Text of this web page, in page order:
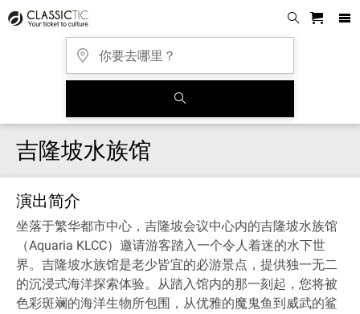
吉隆坡水族馆
演出简介
坐落于繁华都市中心，吉隆坡会议中心内的吉隆坡水族馆
（Aquaria KLCC）邀请游客踏入一个令人着迷的水下世
界。吉隆坡水族馆是老少皆宜的必游景点，提供独一无二
的沉浸式海洋探索体验。从踏入馆内的那一刻起，您将被
色彩斑斓的海洋生物所包围，从优雅的魔鬼鱼到威武的鲨